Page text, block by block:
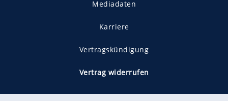
Mediadaten
Karriere
Vertragskündigung
Vertrag widerrufen